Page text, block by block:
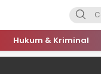
Hukum & Kriminal